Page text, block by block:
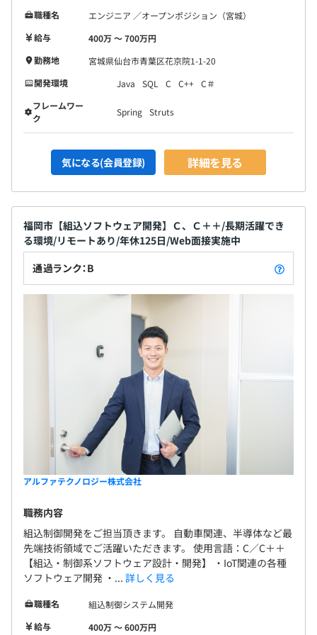
職種名
エンジニア ／オープンポジション（宮城）
給与
400万 〜 700万円
勤務地
宮城県仙台市青葉区花京院1-1-20
開発環境
Java SQL C C++ C＃
フレームワー
ク
Spring Struts
気になる(会員登録) 詳細を見る
福岡市【組込ソフトウェア開発】Ｃ、Ｃ＋＋/長期活躍でき
る環境/リモートあり/年休125日/Web面接実施中
通過ランク：B
アルファテクノロジー株式会社
職務内容
組込制御開発をご担当頂きます。 自動車関連、半導体など最
先端技術領域でご活躍いただきます。 使用言語：C／C＋＋
【組込・制御系ソフトウェア設計・開発】 ・IoT関連の各種
ソフトウェア開発 ・... 詳しく見る
職種名
組込制御システム開発
給与
400万 〜 600万円